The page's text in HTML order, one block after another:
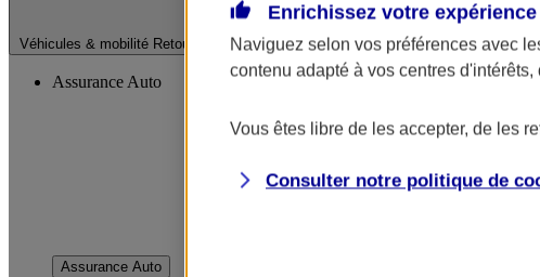
Véhicules & mobilité Retour à la section précédente
Fermer le menu principal
Assurance Auto
Assurance Auto
Enrichissez votre expérience
Naviguez selon vos préférences avec
contenu adapté à vos centres
Vous êtes libre de les accepter, de les
Consulter notre politique de